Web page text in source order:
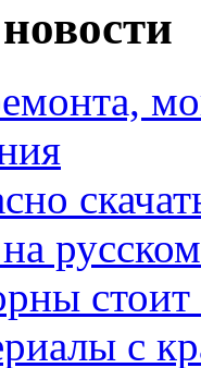
с